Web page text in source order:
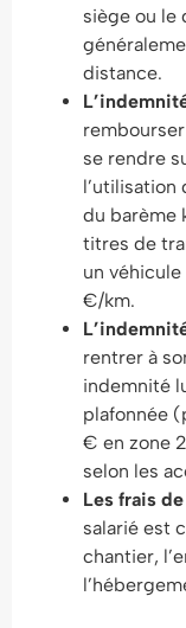
siège ou le
distance.
se rendre
l’utilisation
du barème
titres de
un
€/km.
rentrer à
indemnité
plafonnée
€ en zone
selon les
Les frais
salarié est
chantier,